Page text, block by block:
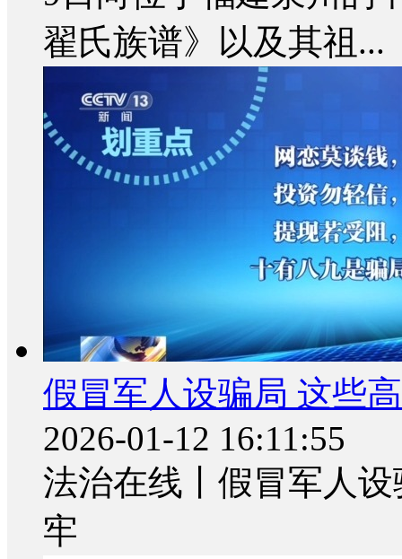
翟氏族谱》以及其祖...
假冒军人设骗局 这些
2026-01-12 16:11:55
法治在线丨假冒军人
牢